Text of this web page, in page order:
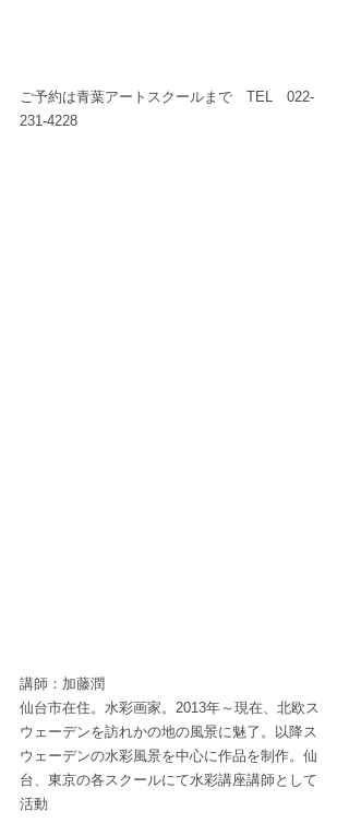
ご予約は青葉アートスクールまで　TEL　022-
231-4228
講師：加藤潤
仙台市在住。水彩画家。2013年～現在、北欧ス
ウェーデンを訪れかの地の風景に魅了。以降ス
ウェーデンの水彩風景を中心に作品を制作。仙
台、東京の各スクールにて水彩講座講師として
活動